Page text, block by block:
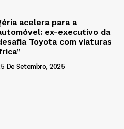
acelera para a
ex-executivo da
Toyota com viaturas
De Setembro, 2025